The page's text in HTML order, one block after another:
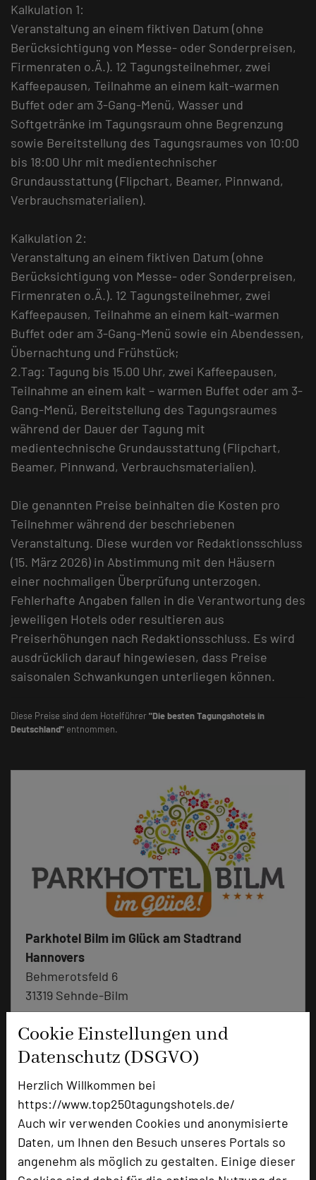
Cookie Einstellungen und
Datenschutz (DSGVO)
Herzlich Willkommen bei
https://www.top250tagungshotels.de/
Auch wir verwenden Cookies und anonymisierte
Daten, um Ihnen den Besuch unseres Portals so
angenehm als möglich zu gestalten. Einige dieser
Kalkulation 1:
Veranstaltung an einem fiktiven Datum (ohne
Berücksichtigung von Messe- oder Sonderpreisen,
Firmenraten o.Ä.). 12 Tagungsteilnehmer, zwei
Kaffeepausen, Teilnahme an einem kalt-warmen
Buffet oder am 3-Gang-Menü, Wasser und
Softgetränke im Tagungsraum ohne Begrenzung
sowie Bereitstellung des Tagungsraumes von 10:00
bis 18:00 Uhr mit medientechnischer
Grundausstattung (Flipchart, Beamer, Pinnwand,
Verbrauchsmaterialien).
Kalkulation 2:
Veranstaltung an einem fiktiven Datum (ohne
Berücksichtigung von Messe- oder Sonderpreisen,
Firmenraten o.Ä.). 12 Tagungsteilnehmer, zwei
Kaffeepausen, Teilnahme an einem kalt-warmen
Buffet oder am 3-Gang-Menü sowie ein Abendessen,
Übernachtung und Frühstück;
2.Tag: Tagung bis 15.00 Uhr, zwei Kaffeepausen,
Teilnahme an einem kalt – warmen Buffet oder am 3-
Gang-Menü, Bereitstellung des Tagungsraumes
während der Dauer der Tagung mit
medientechnische Grundausstattung (Flipchart,
Beamer, Pinnwand, Verbrauchsmaterialien).
Die genannten Preise beinhalten die Kosten pro
Teilnehmer während der beschriebenen
Veranstaltung. Diese wurden vor Redaktionsschluss
(15. März 2026) in Abstimmung mit den Häusern
einer nochmaligen Überprüfung unterzogen.
Fehlerhafte Angaben fallen in die Verantwortung des
jeweiligen Hotels oder resultieren aus
Preiserhöhungen nach Redaktionsschluss. Es wird
ausdrücklich darauf hingewiesen, dass Preise
saisonalen Schwankungen unterliegen können.
Diese Preise sind dem Hotelführer"Die besten Tagungshotels in
Deutschland" entnommen.
Parkhotel Bilm im Glück am Stadtrand
Hannovers
Behmerotsfeld 6
31319 Sehnde-Bilm
phone +49 5138 609-0
mail Email
zur Tagungsanfrage hinzufügen add_circle
Bewertung